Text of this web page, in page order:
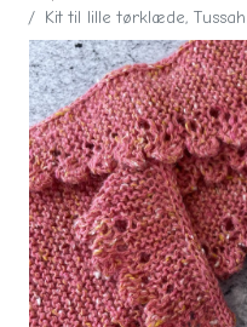
Kit til lille tørklæde,